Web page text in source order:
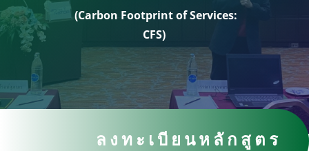
(Carbon Footprint of Services:
CFS)
ลงทะเบียนหลักสูตร